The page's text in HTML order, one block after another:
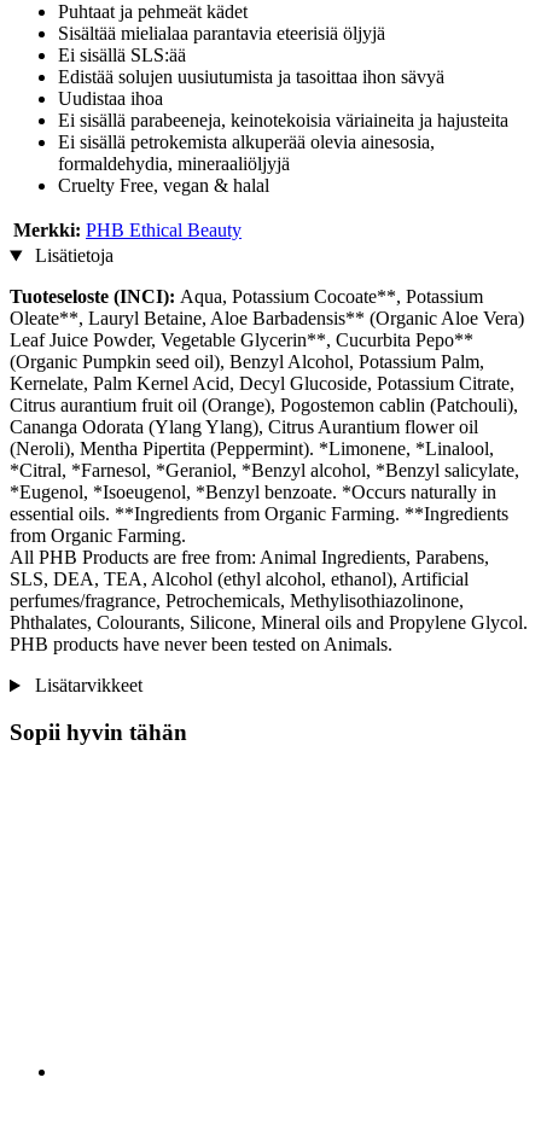
Puhtaat ja pehmeät kädet
Sisältää mielialaa parantavia eteerisiä öljyjä
Ei sisällä SLS:ää
Edistää solujen uusiutumista ja tasoittaa ihon sävyä
Uudistaa ihoa
Ei sisällä parabeeneja, keinotekoisia väriaineita ja hajusteita
Ei sisällä petrokemista alkuperää olevia ainesosia,
formaldehydia, mineraaliöljyjä
Cruelty Free, vegan & halal
Merkki: PHB Ethical Beauty
Lisätietoja
Tuoteseloste (INCI): Aqua, Potassium Cocoate**, Potassium
Oleate**, Lauryl Betaine, Aloe Barbadensis** (Organic Aloe Vera)
Leaf Juice Powder, Vegetable Glycerin**, Cucurbita Pepo**
(Organic Pumpkin seed oil), Benzyl Alcohol, Potassium Palm,
Kernelate, Palm Kernel Acid, Decyl Glucoside, Potassium Citrate,
Citrus aurantium fruit oil (Orange), Pogostemon cablin (Patchouli),
Cananga Odorata (Ylang Ylang), Citrus Aurantium flower oil
(Neroli), Mentha Pipertita (Peppermint). *Limonene, *Linalool,
*Citral, *Farnesol, *Geraniol, *Benzyl alcohol, *Benzyl salicylate,
*Eugenol, *Isoeugenol, *Benzyl benzoate. *Occurs naturally in
essential oils. **Ingredients from Organic Farming. **Ingredients
from Organic Farming.
All PHB Products are free from: Animal Ingredients, Parabens,
SLS, DEA, TEA, Alcohol (ethyl alcohol, ethanol), Artificial
perfumes/fragrance, Petrochemicals, Methylisothiazolinone,
Phthalates, Colourants, Silicone, Mineral oils and Propylene Glycol.
PHB products have never been tested on Animals.
Lisätarvikkeet
Sopii hyvin tähän